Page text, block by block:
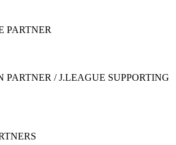
PARTNER
PARTNER / J.LEAGUE SUPPORTING